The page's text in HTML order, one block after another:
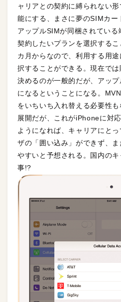
ャリアとの契約に縛られない
能にする、まさに夢のSIMカー
アップルSIMが同梱されている
契約したいプランを選択する
カ月からなので、利用する用
択することができる。現在で
決めるのが一般的だが、アッ
になるということになる。
をいちいち入れ替える必要性
展開だが、これがiPhoneに対
ようになれば、キャリアにと
ザの「囲い込み」ができず、
やすいと予想される。国内の
事!?